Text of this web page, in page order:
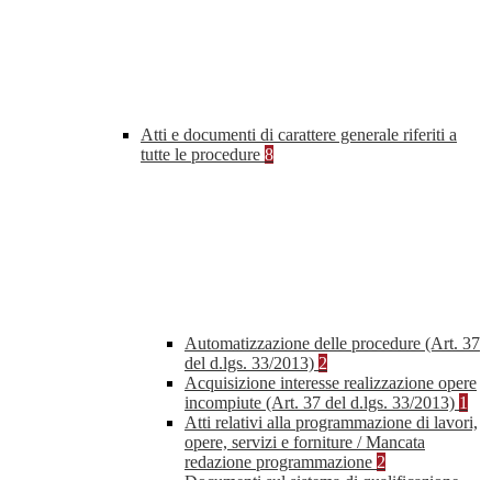
Atti e documenti di carattere generale riferiti a
tutte le procedure 8
Automatizzazione delle procedure (Art. 37
del d.lgs. 33/2013) 2
Acquisizione interesse realizzazione opere
incompiute (Art. 37 del d.lgs. 33/2013) 1
Atti relativi alla programmazione di lavori,
opere, servizi e forniture / Mancata
redazione programmazione 2